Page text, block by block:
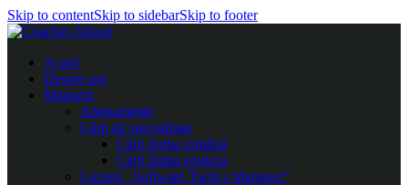
Skip to contentSkip to sidebarSkip to footer
Acasă
Despre noi
Magazin
Abonamente
Cărți de specialitate
Cărți limba română
Cărți limba engleza
Licențe „Software Tactics Manager”